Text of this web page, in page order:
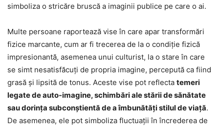
simboliza o stricăre bruscă a imaginii publice pe care o ai.
Multe persoane raportează vise în care apar transformări
fizice marcante, cum ar fi trecerea de la o condiție fizică
impresionantă, asemenea unui culturist, la o stare în care
se simt nesatisfăcuți de propria imagine, percepută ca fiind
grasă și lipsită de tonus. Aceste vise pot reflecta temeri
legate de auto-imagine, schimbări ale stării de sănătate
sau dorința subconștientă de a îmbunătăți stilul de viață.
De asemenea, ele pot simboliza fluctuații în încrederea de